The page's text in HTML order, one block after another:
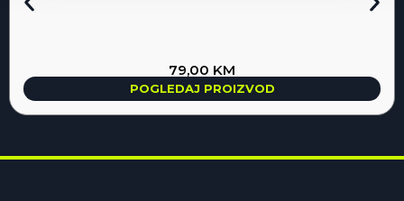
79,00 KM
POGLEDAJ PROIZVOD